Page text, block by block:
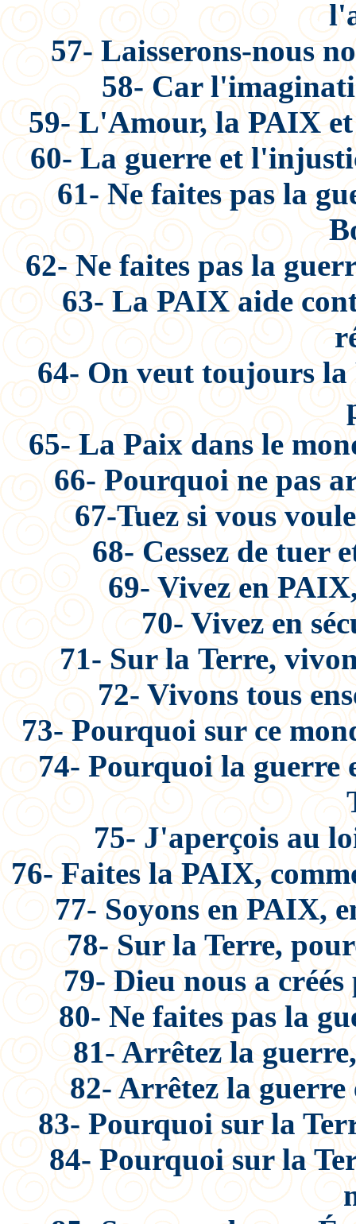
57- Laisserons-nous
58- Car
59- L'Amour, la PAIX
60- La guerre et
61- Ne faites pas la
62- Ne faites pas la
63- La PAIX aide
64- On veut toujours la
65- La Paix dans le
66- Pourquoi ne pas
67-Tuez si vous
68- Cessez de tuer
69- Vivez en
70- Vivez en
71- Sur la Terre,
72- Vivons tous
73- Pourquoi sur ce
74- Pourquoi la guerre
75- J'aperçois au
76- Faites la PAIX,
77- Soyons en PAIX,
78- Sur la Terre,
79- Dieu nous a
80- Ne faites pas la
81- Arrêtez la
82- Arrêtez la
83- Pourquoi sur la
84- Pourquoi sur la